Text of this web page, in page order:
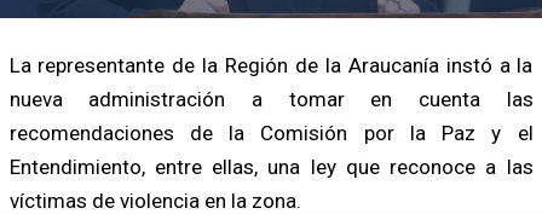
La representante de la Región de la Araucanía instó a la
nueva administración a tomar en cuenta las
recomendaciones de la Comisión por la Paz y el
Entendimiento, entre ellas, una ley que reconoce a las
víctimas de violencia en la zona.